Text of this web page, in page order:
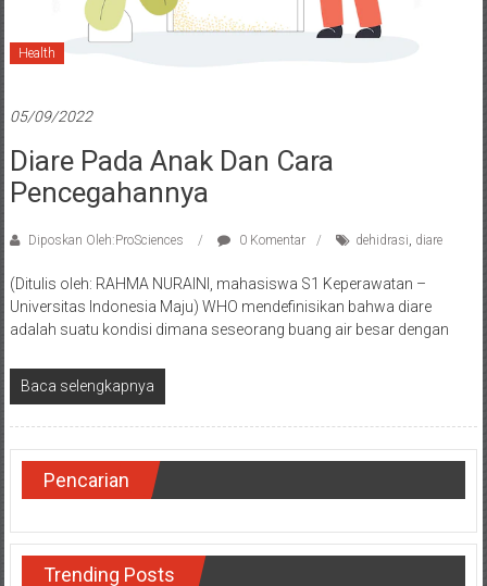
Health
05/09/2022
Diare Pada Anak Dan Cara
Pencegahannya
Diposkan Oleh:ProSciences 0 Komentar dehidrasi diare
(Ditulis oleh: RAHMA NURAINI, mahasiswa S1 Keperawatan –
Universitas Indonesia Maju) WHO mendefinisikan bahwa diare
adalah suatu kondisi dimana seseorang buang air besar dengan
Baca selengkapnya
Pencarian
Trending Posts